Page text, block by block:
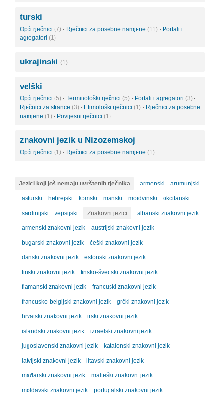
turski
Opći rječnici (7) · Rječnici za posebne namjene (11) · Portali i
agregatori (1)
ukrajinski (1)
velški
Opći rječnici (5) · Terminološki rječnici (5) · Portali i agregatori (3) ·
Rječnici za strance (3) · Etimološki rječnici (1) · Rječnici za posebne
namjene (1) · Povijesni rječnici (1)
znakovni jezik u Nizozemskoj
Opći rječnici (1) · Rječnici za posebne namjene (1)
Jezici koji još nemaju uvrštenih rječnika armenski arumunjski
asturski hebrejski komski manski mordvinski okcitanski
sardinijski vepsijski Znakovni jezici albanski znakovni jezik
armenski znakovni jezik austrijski znakovni jezik
bugarski znakovni jezik češki znakovni jezik
danski znakovni jezik estonski znakovni jezik
finski znakovni jezik finsko-švedski znakovni jezik
flamanski znakovni jezik francuski znakovni jezik
francusko-belgijski znakovni jezik grčki znakovni jezik
hrvatski znakovni jezik irski znakovni jezik
islandski znakovni jezik izraelski znakovni jezik
jugoslavenski znakovni jezik katalonski znakovni jezik
latvijski znakovni jezik litavski znakovni jezik
mađarski znakovni jezik malteški znakovni jezik
moldavski znakovni jezik portugalski znakovni jezik